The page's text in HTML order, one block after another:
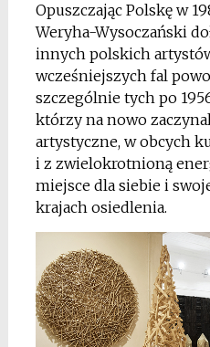
Opuszczając Polskę w
Weryha-Wysoczański
innych polskich
wcześniejszych fal
szczególnie tych po
którzy na nowo
artystyczne, w obcych
i z zwielokrotnioną
miejsce dla siebie i
krajach osiedlenia.